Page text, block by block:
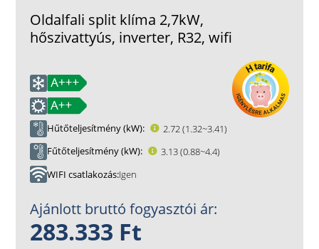
Oldalfali split klíma 2,7kW,
hőszivattyús, inverter, R32, wifi
Hűtőteljesítmény (kW)
2.72 (1.32~3.41)
Fűtőteljesítmény (kW)
3.13 (0.88~4.4)
WIFI csatlakozás Igen
Ajánlott bruttó fogyasztói ár:
283.333 Ft